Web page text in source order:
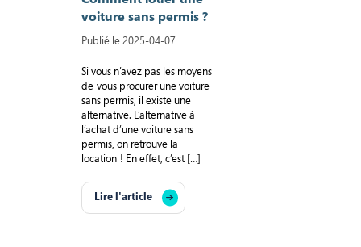
voiture sans permis ?
Publié le 2025-04-07
Si vous n’avez pas les moyens
de vous procurer une voiture
sans permis, il existe une
alternative. L’alternative à
l’achat d’une voiture sans
permis, on retrouve la
location ! En effet, c’est […]
Lire l'article